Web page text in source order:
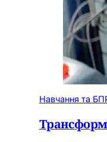
Навчання та